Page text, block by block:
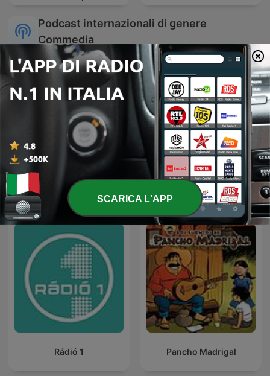
Podcast internazionali di genere
Commedia
James O'Brien's Mystery
Hour
Hawi D'Ehre
Rádió 1 Pancho Madrigal
SCARICA L'APP